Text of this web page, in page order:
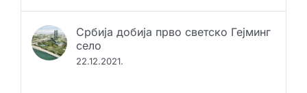
Србија добија прво светско Гејминг
село
22.12.2021.